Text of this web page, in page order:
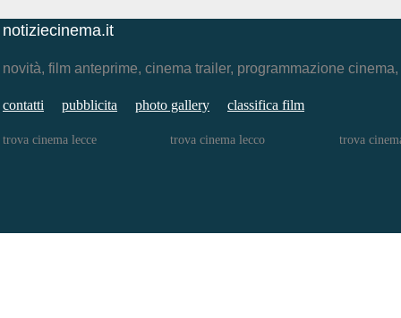
notiziecinema.it
novità, film anteprime, cinema trailer, programmazione
contatti pubblicita photo gallery classifica film
trova cinema lecce trova cinema lecco trova